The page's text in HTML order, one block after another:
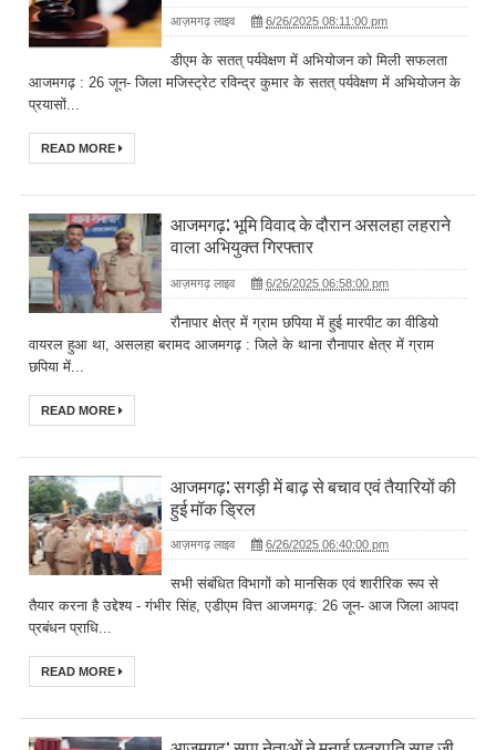
आज़मगढ़ लाइव 6/26/2025 08:11:00 pm
डीएम के सतत् पर्यवेक्षण में अभियोजन को मिली सफलता
आजमगढ़ : 26 जून- जिला मजिस्ट्रेट रविन्द्र कुमार के सतत् पर्यवेक्षण में अभियोजन के
प्रयासों...
READ MORE
आजमगढ़: भूमि विवाद के दौरान असलहा लहराने
वाला अभियुक्त गिरफ्तार
आज़मगढ़ लाइव 6/26/2025 06:58:00 pm
रौनापार क्षेत्र में ग्राम छपिया में हुई मारपीट का वीडियो
वायरल हुआ था, असलहा बरामद आजमगढ़ : जिले के थाना रौनापार क्षेत्र में ग्राम
छपिया में...
READ MORE
आजमगढ़: सगड़ी में बाढ़ से बचाव एवं तैयारियों की
हुई मॉक ड्रिल
आज़मगढ़ लाइव 6/26/2025 06:40:00 pm
सभी संबंधित विभागों को मानसिक एवं शारीरिक रूप से
तैयार करना है उद्देश्य - गंभीर सिंह, एडीएम वित्त आजमगढ़: 26 जून- आज जिला आपदा
प्रबंधन प्राधि...
READ MORE